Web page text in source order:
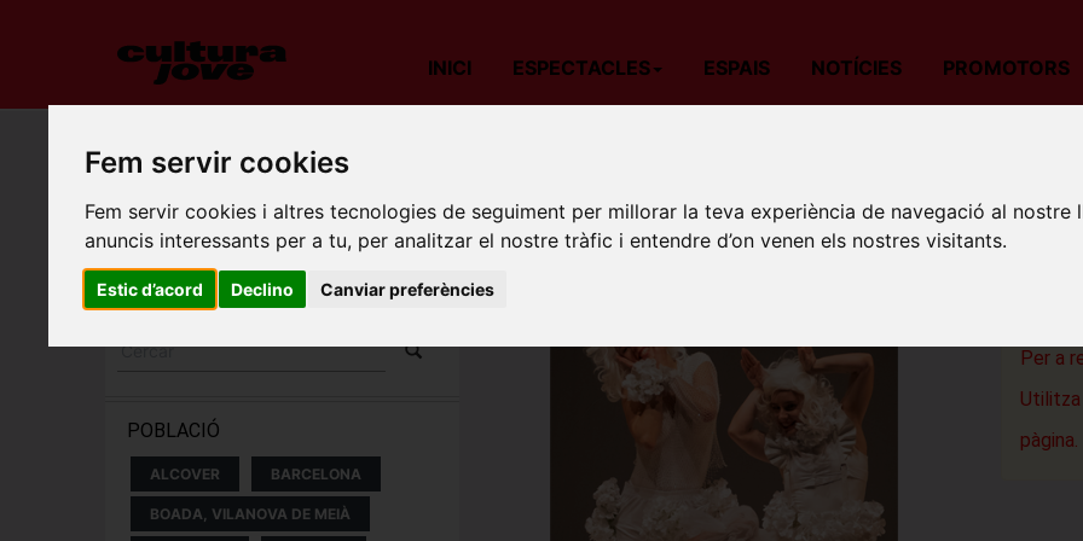
Fem servir cookies
Fem servir cookies i altres tecnologies de seguiment per millorar la teva experiència de navegació al
anuncis interessants per a tu, per analitzar el nostre tràfic i entendre d’on venen els nostres visitants.
Estic d’acord Declino Canviar preferències
INICI ESPECTACLES ESPAIS NOTÍCIES PROMOTORS
ESPECTACLES I
CONCERTS
POBLACIÓ
ALCOVER BARCELONA
BOADA, VILANOVA DE MEIÀ
Sala
Per a
Utilitza
pàgina.